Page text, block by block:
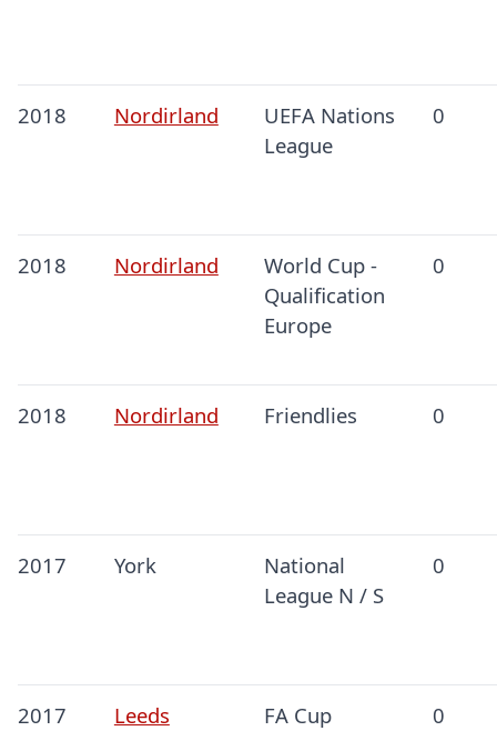
2018 Nordirland
UEFA Nations
League
0
2018 Nordirland
World Cup -
Qualification
Europe
0
2018 Nordirland Friendlies 0
2017 York
National
League N / S
0
2017 Leeds FA Cup 0